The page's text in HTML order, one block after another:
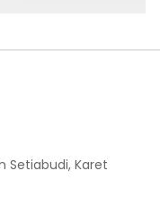
Setiabudi, Karet